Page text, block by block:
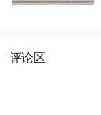
评论区